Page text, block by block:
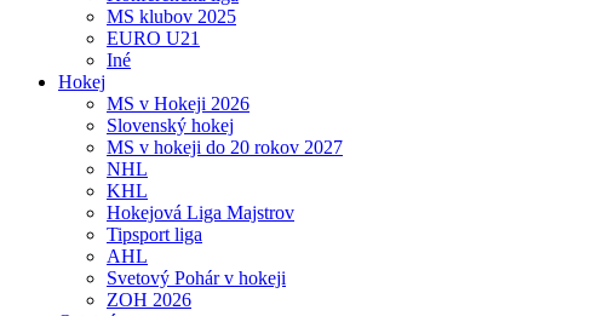
MS klubov 2025
EURO U21
Iné
Hokej
MS v Hokeji 2026
Slovenský hokej
MS v hokeji do 20 rokov 2027
NHL
KHL
Hokejová Liga Majstrov
Tipsport liga
AHL
Svetový Pohár v hokeji
ZOH 2026